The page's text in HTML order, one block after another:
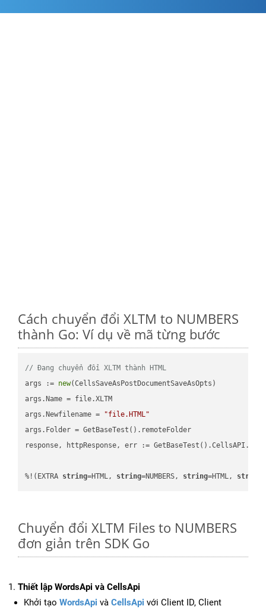
Cách chuyển đổi XLTM to NUMBERS
thành Go: Ví dụ về mã từng bước
// Đang chuyển đổi XLTM thành HTML
args := new(CellsSaveAsPostDocumentSaveAsOpts)
args.Name = file.XLTM
args.Newfilename =
"file.HTML"
args.Folder = GetBaseTest().remoteFolder
response, httpResponse, err :=
%!(EXTRA string=HTML, string=NUMBERS, string=HTML, string
Chuyển đổi XLTM Files to NUMBERS
đơn giản trên SDK Go
Thiết lập WordsApi và CellsApi
Khởi tạo WordsApi và CellsApi với Client ID, Client